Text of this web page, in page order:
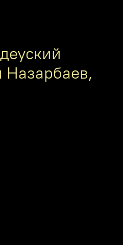
Назарбаев,